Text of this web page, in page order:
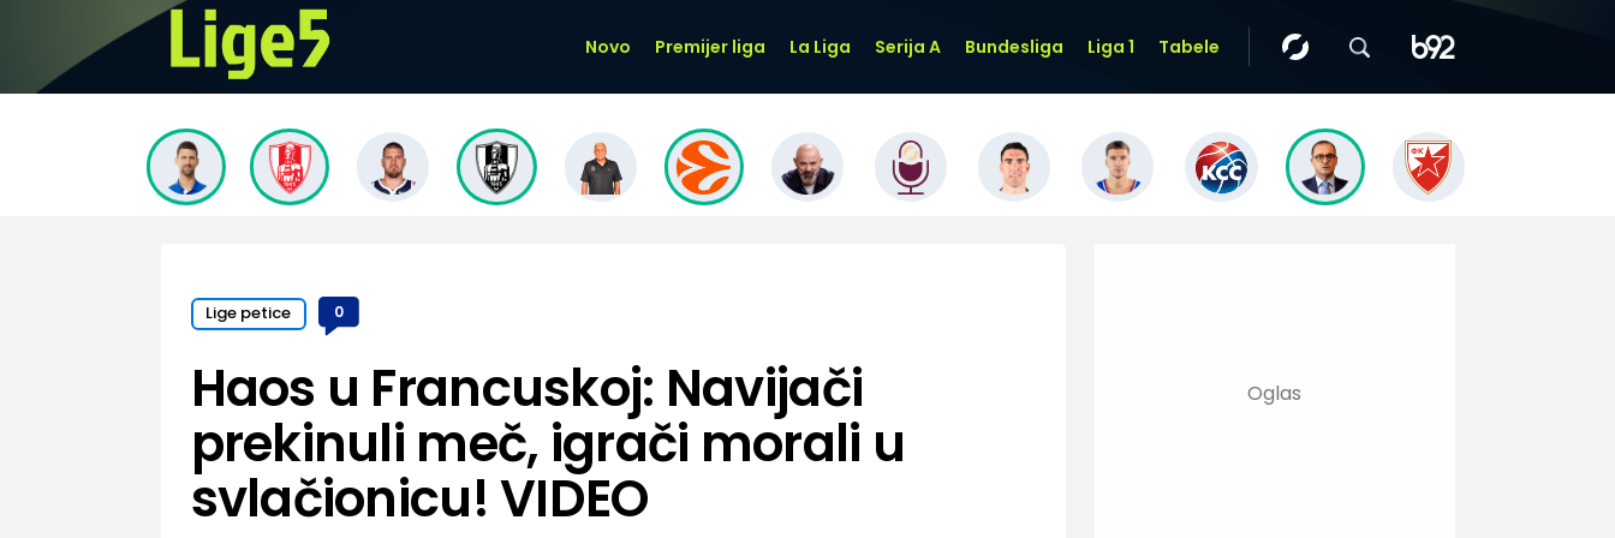
Novo Premijer liga La Liga Serija A Bundesliga Liga 1 Tabele
Lige petice 0
Haos u Francuskoj: Navijači
prekinuli meč, igrači morali u
svlačionicu! VIDEO